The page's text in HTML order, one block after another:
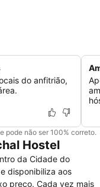
do anfitrião,
pode não ser 100% correto.
Hostel
da Cidade do
disponibiliza aos
preço. Cada vez mais